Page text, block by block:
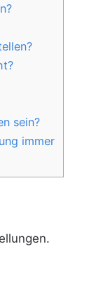
sein?
immer